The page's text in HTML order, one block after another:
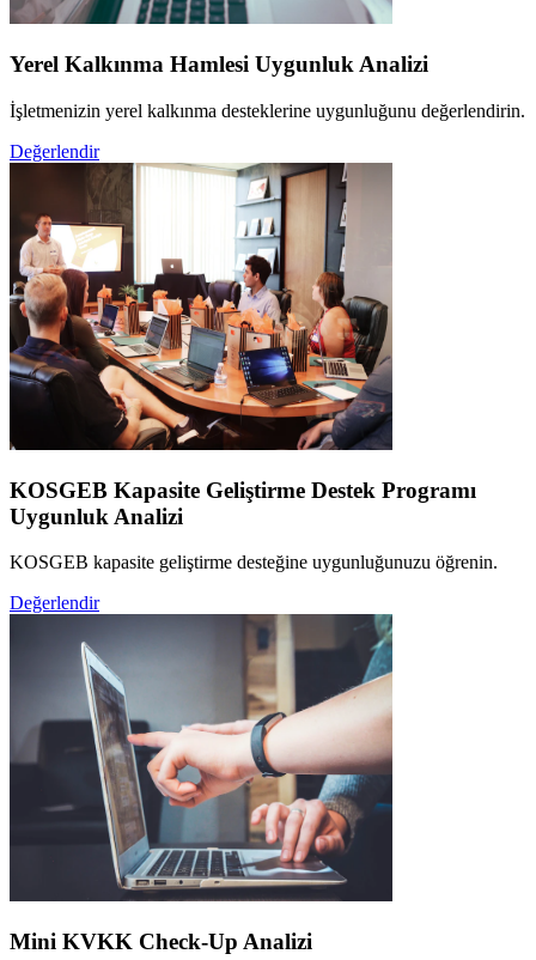
Yerel Kalkınma Hamlesi Uygunluk Analizi
İşletmenizin yerel kalkınma desteklerine uygunluğunu değerlendirin.
Değerlendir
KOSGEB Kapasite Geliştirme Destek Programı
Uygunluk Analizi
KOSGEB kapasite geliştirme desteğine uygunluğunuzu öğrenin.
Değerlendir
Mini KVKK Check-Up Analizi